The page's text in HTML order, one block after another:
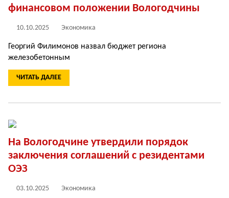
финансовом положении Вологодчины
10.10.2025 Экономика
Георгий Филимонов назвал бюджет региона
железобетонным
ЧИТАТЬ ДАЛЕЕ
На Вологодчине утвердили порядок
заключения соглашений с резидентами
ОЭЗ
03.10.2025 Экономика